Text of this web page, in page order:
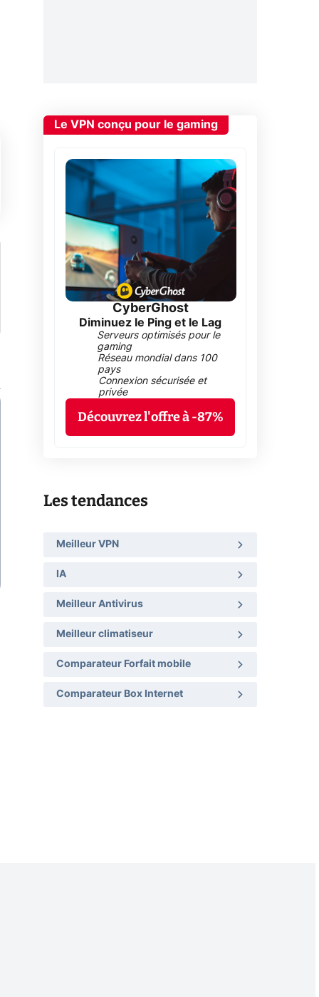
Le VPN conçu pour le gaming
CyberGhost
Diminuez le Ping et le Lag
Serveurs optimisés pour le
gaming
Réseau mondial dans 100
pays
Connexion sécurisée et
privée
Découvrez l'offre à -87%
Les tendances
Meilleur VPN
IA
Meilleur Antivirus
Meilleur climatiseur
Comparateur Forfait mobile
Comparateur Box Internet